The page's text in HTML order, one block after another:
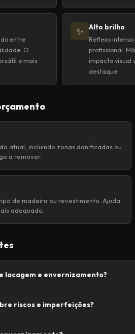
entre
O
e mais
✨ Alto brilho
Reflexo
profissional.
impacto visual
destaque.
atual, incluindo zonas danificadas ou
a remover.
de madeira ou revestimento. Ajuda
adequado.
lacagem e envernizamento?
riscos e imperfeições?